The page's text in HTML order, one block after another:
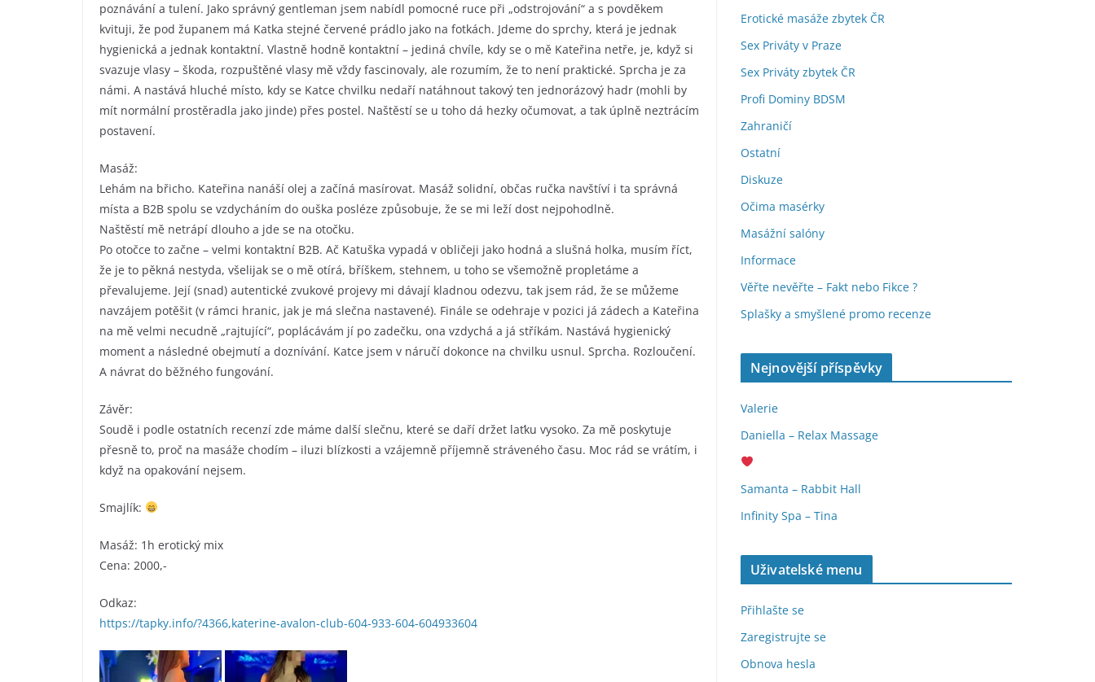
poznávání a tulení. Jako správný gentleman jsem nabídl pomocné ruce při „odstrojování“ a s povděkem
kvituji, že pod županem má Katka stejné červené prádlo jako na fotkách. Jdeme do sprchy, která je jednak
hygienická a jednak kontaktní. Vlastně hodně kontaktní – jediná chvíle, kdy se o mě Kateřina netře, je, když si
svazuje vlasy – škoda, rozpuštěné vlasy mě vždy fascinovaly, ale rozumím, že to není praktické. Sprcha je za
námi. A nastává hluché místo, kdy se Katce chvilku nedaří natáhnout takový ten jednorázový hadr (mohli by
mít normální prostěradla jako jinde) přes postel. Naštěstí se u toho dá hezky očumovat, a tak úplně neztrácím
postavení.
Masáž:
Lehám na břicho. Kateřina nanáší olej a začíná masírovat. Masáž solidní, občas ručka navštíví i ta správná
místa a B2B spolu se vzdycháním do ouška posléze způsobuje, že se mi leží dost nejpohodlně.
Naštěstí mě netrápí dlouho a jde se na otočku.
Po otočce to začne – velmi kontaktní B2B. Ač Katuška vypadá v obličeji jako hodná a slušná holka, musím říct,
že je to pěkná nestyda, všelijak se o mě otírá, bříškem, stehnem, u toho se všemožně propletáme a
převalujeme. Její (snad) autentické zvukové projevy mi dávají kladnou odezvu, tak jsem rád, že se můžeme
navzájem potěšit (v rámci hranic, jak je má slečna nastavené). Finále se odehraje v pozici já zádech a Kateřina
na mě velmi necudně „rajtující“, poplácávám jí po zadečku, ona vzdychá a já stříkám. Nastává hygienický
moment a následné obejmutí a doznívání. Katce jsem v náručí dokonce na chvilku usnul. Sprcha. Rozloučení.
A návrat do běžného fungování.
Závěr:
Soudě i podle ostatních recenzí zde máme další slečnu, které se daří držet laťku vysoko. Za mě poskytuje
přesně to, proč na masáže chodím – iluzi blízkosti a vzájemně příjemně stráveného času. Moc rád se vrátím, i
když na opakování nejsem.
Smajlík:
Masáž: 1h erotický mix
Cena: 2000,-
Odkaz:
https://tapky.info/?4366,katerine-avalon-club-604-933-604-604933604
Erotické masáže zbytek ČR
Sex Priváty v Praze
Sex Priváty zbytek ČR
Profi Dominy BDSM
Zahraničí
Ostatní
Diskuze
Očima masérky
Masážní salóny
Informace
Věřte nevěřte – Fakt nebo Fikce ?
Splašky a smyšlené promo recenze
Nejnovější příspěvky
Valerie
Daniella – Relax Massage
Samanta – Rabbit Hall
Infinity Spa – Tina
Uživatelské menu
Přihlašte se
Zaregistrujte se
Obnova hesla